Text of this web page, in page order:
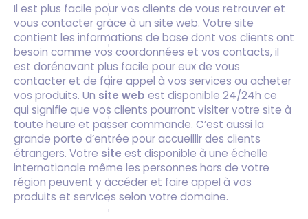
Il est plus facile pour vos clients de vous retrouver et
vous contacter grâce à un site web. Votre site
contient les informations de base dont vos clients ont
besoin comme vos coordonnées et vos contacts, il
est dorénavant plus facile pour eux de vous
contacter et de faire appel à vos services ou acheter
vos produits. Un site web est disponible 24/24h ce
qui signifie que vos clients pourront visiter votre site à
toute heure et passer commande. C’est aussi la
grande porte d’entrée pour accueillir des clients
étrangers. Votre site est disponible à une échelle
internationale même les personnes hors de votre
région peuvent y accéder et faire appel à vos
produits et services selon votre domaine.